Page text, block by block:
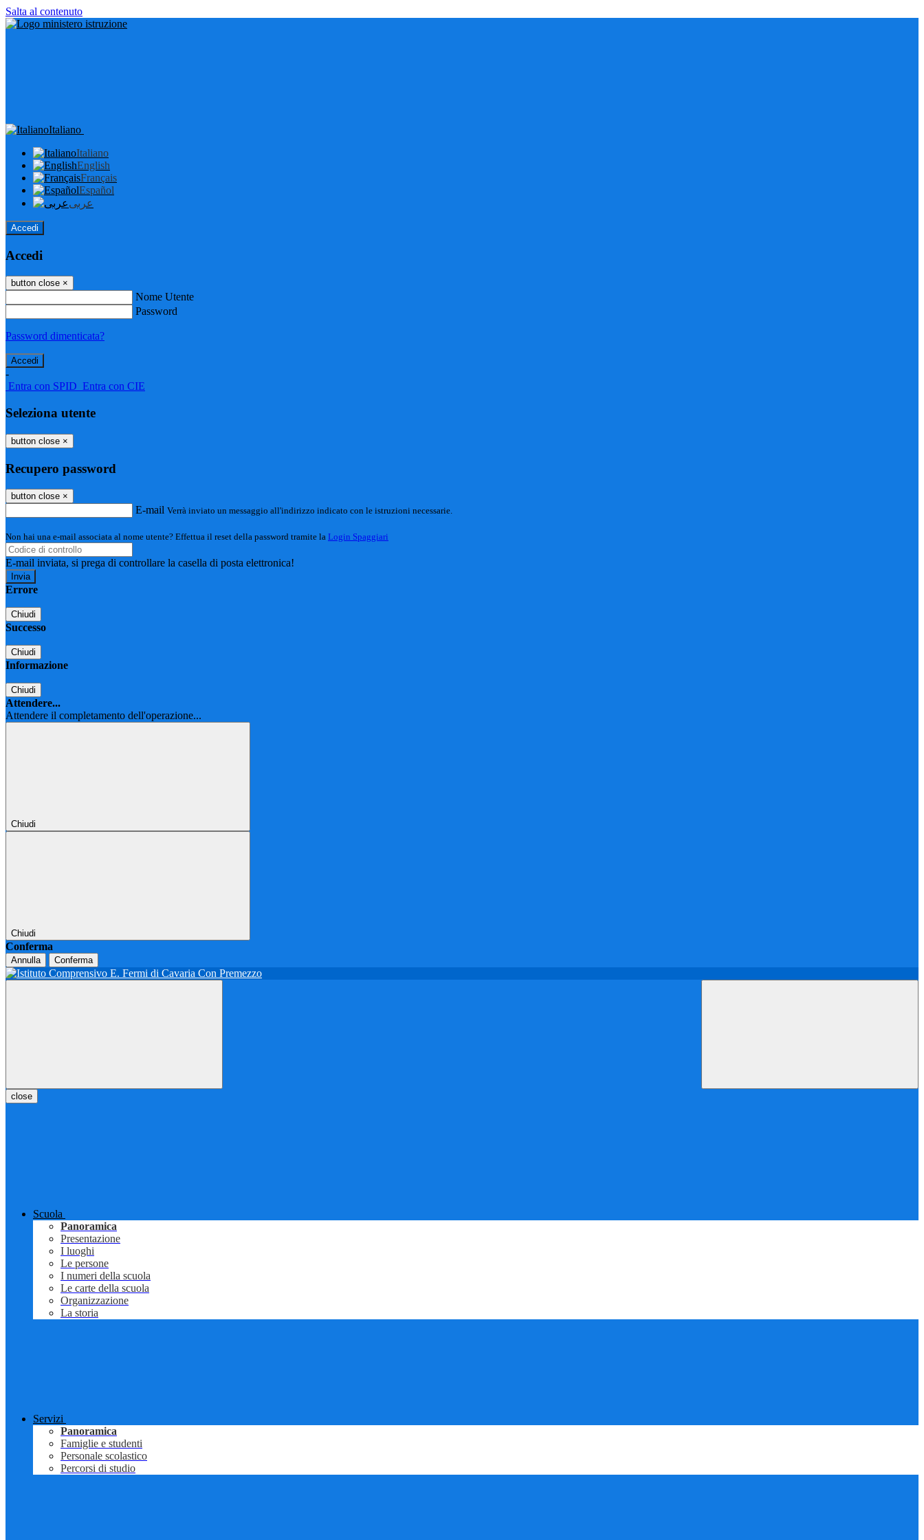
Salta al contenuto
Italiano
Italiano
English
Français
Español
عربى
Accedi
Accedi
button close ×
Nome Utente
Password
Password dimenticata?
-
Entra con SPID Entra con CIE
Seleziona utente
button close ×
Recupero password
button close ×
E-mail Verrà inviato un messaggio all'indirizzo indicato con le istruzioni necessarie.
Non hai una e-mail associata al nome utente? Effettua il reset della password tramite la Login Spaggiari
E-mail inviata, si prega di controllare la casella di posta elettronica!
Errore
Chiudi
Successo
Chiudi
Informazione
Chiudi
Attendere...
Attendere il completamento dell'operazione...
Chiudi
Chiudi
Conferma
Annulla Conferma
close
Scuola
Panoramica
Presentazione
I luoghi
Le persone
I numeri della scuola
Le carte della scuola
Organizzazione
La storia
Servizi
Panoramica
Famiglie e studenti
Personale scolastico
Percorsi di studio